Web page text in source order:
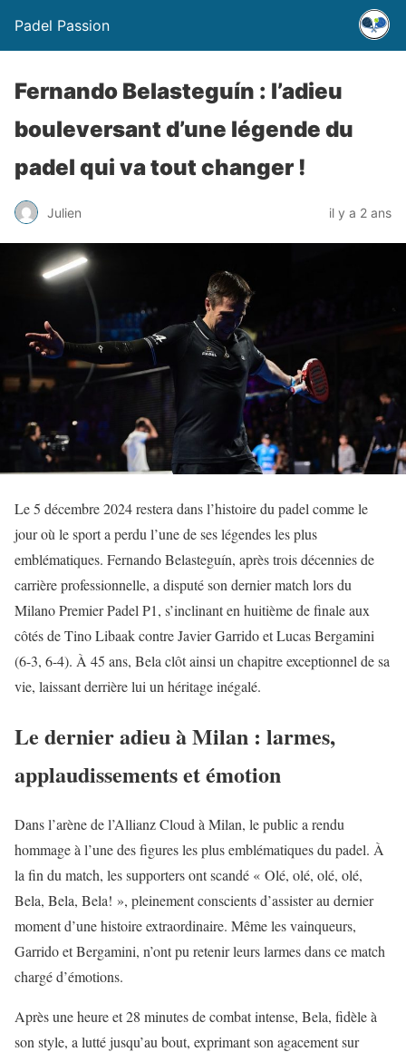
Padel Passion
Fernando Belasteguín : l’adieu
bouleversant d’une légende du
padel qui va tout changer !
Julien il y a 2 ans
Le 5 décembre 2024 restera dans l’histoire du padel comme le
jour où le sport a perdu l’une de ses légendes les plus
emblématiques. Fernando Belasteguín, après trois décennies de
carrière professionnelle, a disputé son dernier match lors du
Milano Premier Padel P1, s’inclinant en huitième de finale aux
côtés de Tino Libaak contre Javier Garrido et Lucas Bergamini
(6-3, 6-4). À 45 ans, Bela clôt ainsi un chapitre exceptionnel de sa
vie, laissant derrière lui un héritage inégalé.
Le dernier adieu à Milan : larmes,
applaudissements et émotion
Dans l’arène de l’Allianz Cloud à Milan, le public a rendu
hommage à l’une des figures les plus emblématiques du padel. À
la fin du match, les supporters ont scandé « Olé, olé, olé, olé,
Bela, Bela, Bela! », pleinement conscients d’assister au dernier
moment d’une histoire extraordinaire. Même les vainqueurs,
Garrido et Bergamini, n’ont pu retenir leurs larmes dans ce match
chargé d’émotions.
Après une heure et 28 minutes de combat intense, Bela, fidèle à
son style, a lutté jusqu’au bout, exprimant son agacement sur